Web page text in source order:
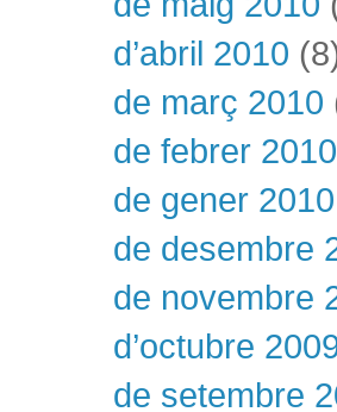
d’abril 2010
de març 2010
de febrer 2010
de gener 2010
de desembre
de novembre
d’octubre
de setembre